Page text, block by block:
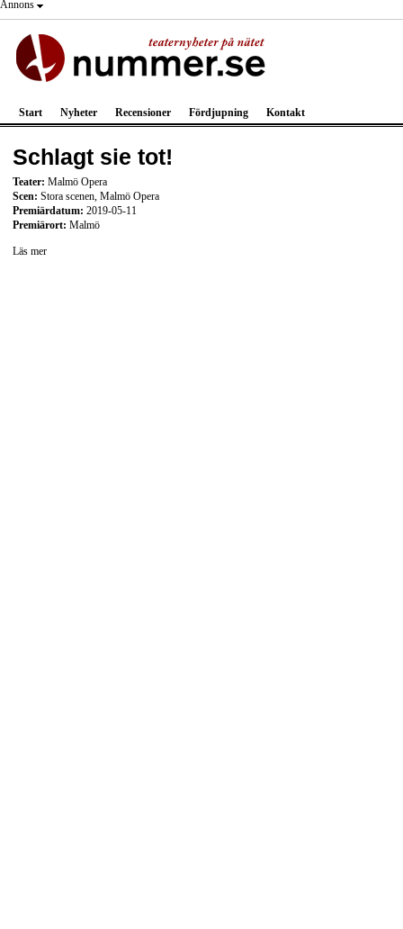
Annons
Start Nyheter Recensioner Fördjupning Kontakt
Schlagt sie tot!
Teater: Malmö Opera
Scen: Stora scenen, Malmö Opera
Premiärdatum: 2019-05-11
Premiärort: Malmö
Läs mer